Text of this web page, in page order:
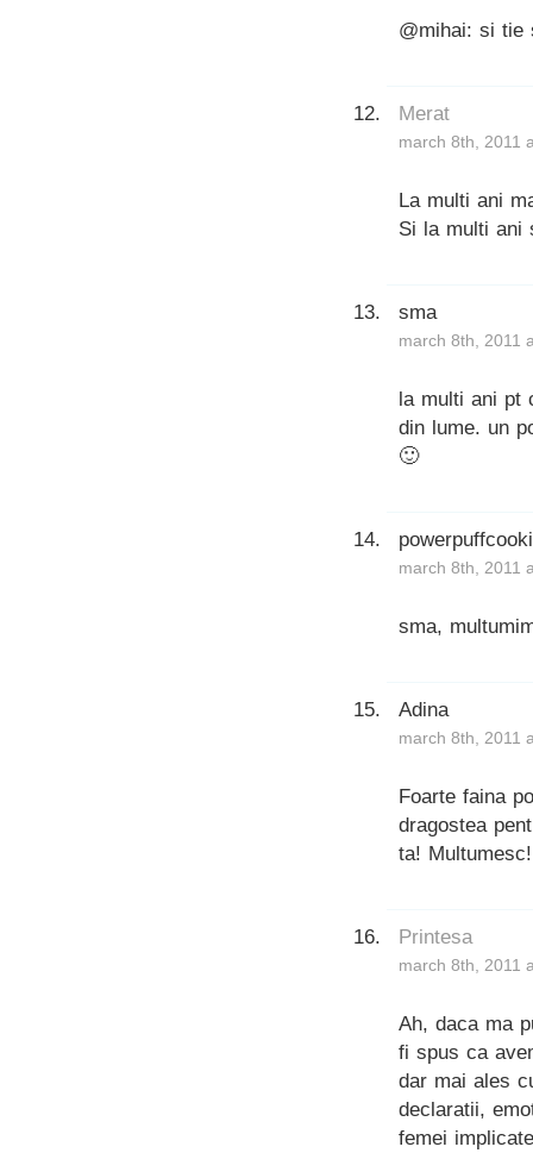
@mihai: si tie
Merat
march 8th, 2011
La multi ani
Si la multi ani
sma
march 8th, 2011
la multi ani pt
din lume. un
🙂
march 8th, 2011
sma,
Adina
march 8th, 2011
Foarte faina
dragostea
ta! Multumesc!
Printesa
march 8th, 2011
Ah, daca ma
fi spus ca
dar mai ales
declaratii,
femei